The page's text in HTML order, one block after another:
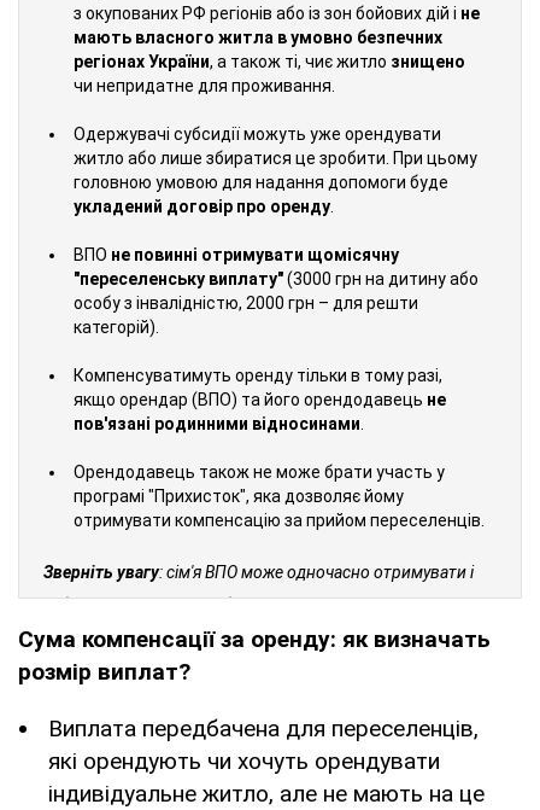
з окупованих РФ регіонів або із зон бойових дій і не
мають власного житла в умовно безпечних
регіонах України, а також ті, чиє житло знищено
чи непридатне для проживання.
Одержувачі субсидії можуть уже орендувати
житло або лише збиратися це зробити. При цьому
головною умовою для надання допомоги буде
укладений договір про оренду
ВПО не повинні отримувати щомісячну
"переселенську виплату"(3000 грн на дитину або
особу з інвалідністю, 2000 грн – для решти
категорій).
Компенсуватимуть оренду тільки в тому разі,
якщо орендар (ВПО) та його орендодавець не
пов'язані родинними відносинами
Орендодавець також не може брати участь у
програмі "Прихисток", яка дозволяє йому
отримувати компенсацію за прийом переселенців.
Зверніть увагу: сім'я ВПО може одночасно отримувати і
субсидію на оренду, і субсидію на житлово-комунальні
послуги.
Сума компенсації за оренду: як визначать
розмір виплат?
Виплата передбачена для переселенців,
які орендують чи хочуть орендувати
індивідуальне житло, але не мають на це